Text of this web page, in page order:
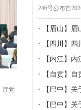
厅党
【全国】全国住房
全国住房城乡建设工
现“十五五”住房城乡
246号公布自
·
【眉山】
物业服务项
见稿）》公
·
【四川】
住宅小区公
·
【内江】
《内江市规
（征求意见
·
【自贡】
服务突出问
·
【巴中】
服务项目管
·
【巴中】